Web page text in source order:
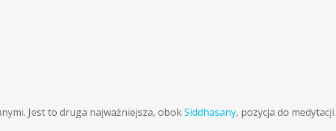
Jest to druga najważniejsza, obokSiddhasany, pozycja do medytacji.